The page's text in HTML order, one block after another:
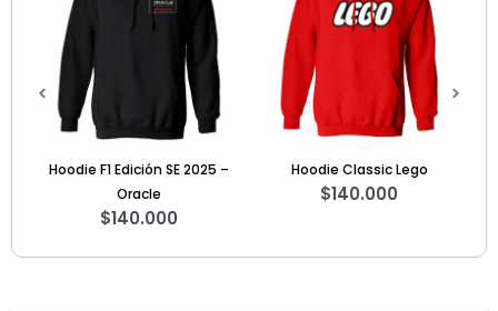
Hoodie F1 Edición SE 2025 –
140.000
Hoodie Classic Lego
140.000